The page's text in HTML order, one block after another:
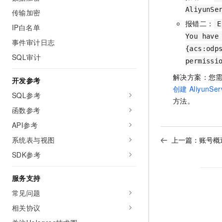
传输加密
IP白名单
事件审计日志
SQL审计
开发参考
SQL参考
函数参考
API参考
系统表与视图
SDK参考
服务支持
常见问题
相关协议
报错二：
You
解决方案：您
创建
方法。
上一篇： 账号概